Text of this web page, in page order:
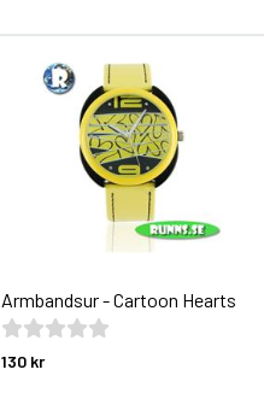
Armbandsur - Cartoon Hearts
130 kr